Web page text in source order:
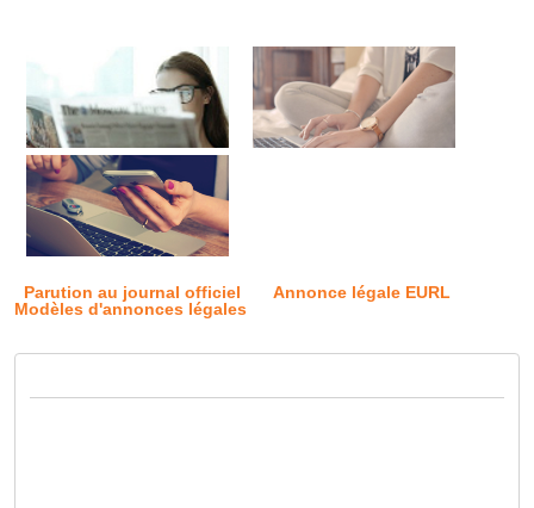
Parution au journal officiel
Annonce légale EURL
Modèles d'annonces légales